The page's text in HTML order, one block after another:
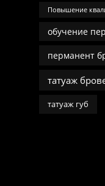
Повышение
обучение
перманент
татуаж
татуаж губ